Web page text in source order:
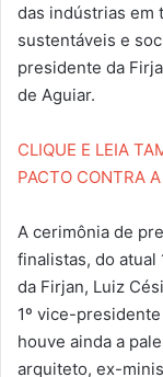
das indústrias em
sustentáveis e
presidente da
de Aguiar.
CLIQUE E LEIA
PACTO CONTRA
A cerimônia de
finalistas, do
da Firjan, Luiz
1º vice-
houve ainda a
arquiteto, ex-